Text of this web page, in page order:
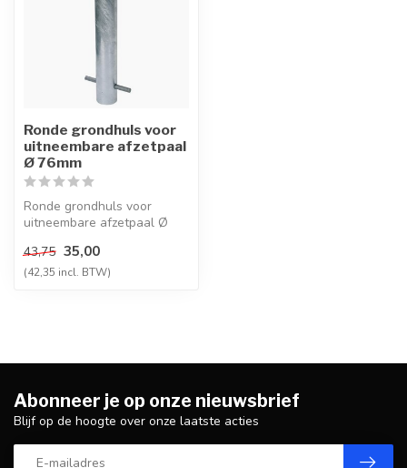
Ronde grondhuls voor
uitneembare afzetpaal
Ø 76mm
Ronde grondhuls voor
uitneembare afzetpaal Ø
43,75 35,00
(42,35 incl. BTW)
Abonneer je op onze nieuwsbrief
Blijf op de hoogte over onze laatste acties